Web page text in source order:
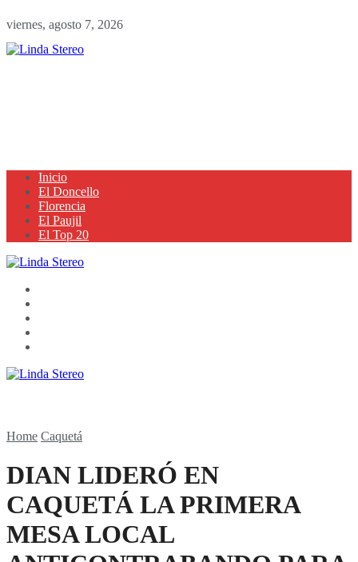
viernes, agosto 7, 2026
Inicio
El Doncello
Florencia
El Paujil
El Top 20
Home Caquetá
DIAN LIDERÓ EN
CAQUETÁ LA PRIMERA
MESA LOCAL